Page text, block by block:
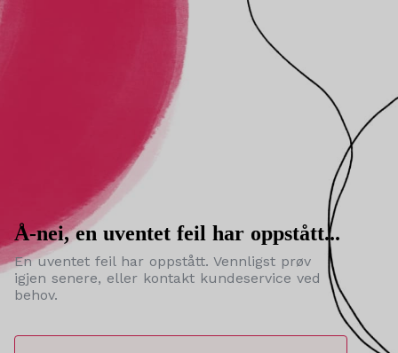
Å-nei, en uventet feil har oppstått...
En uventet feil har oppstått. Vennligst prøv
igjen senere, eller kontakt kundeservice ved
behov.